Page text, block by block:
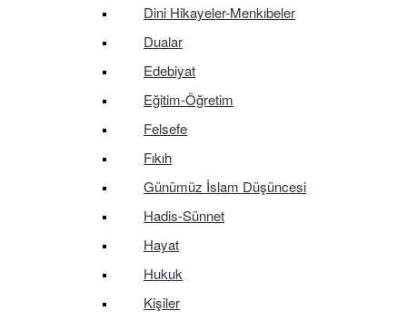
Dini Hikayeler-Menkıbeler
Dualar
Edebiyat
Eğitim-Öğretim
Felsefe
Fıkıh
Günümüz İslam Düşüncesi
Hadis-Sünnet
Hayat
Hukuk
Kişiler